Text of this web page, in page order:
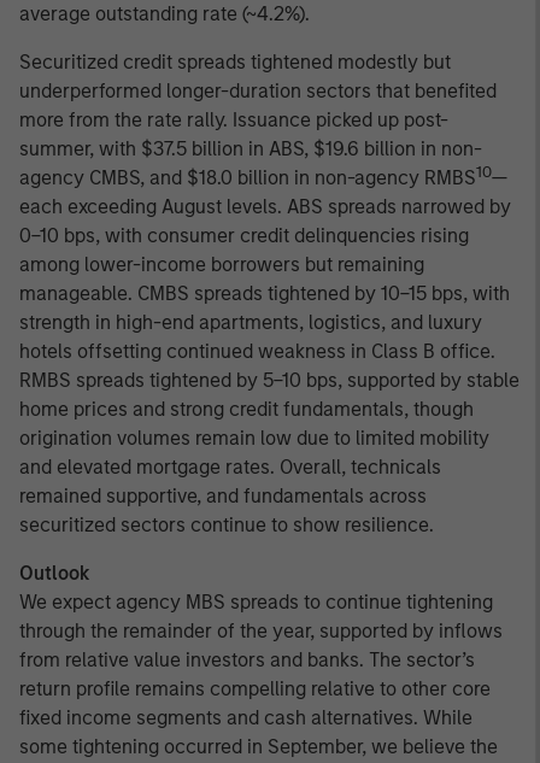
average outstanding rate (~4.2%).
Securitized credit spreads tightened modestly but
underperformed longer-duration sectors that benefited
more from the rate rally. Issuance picked up post-
summer, with $37.5 billion in ABS, $19.6 billion in non-
agency CMBS, and $18.0 billion in non-agency RMBS10—
each exceeding August levels. ABS spreads narrowed by
0–10 bps, with consumer credit delinquencies rising
among lower-income borrowers but remaining
manageable. CMBS spreads tightened by 10–15 bps, with
strength in high-end apartments, logistics, and luxury
hotels offsetting continued weakness in Class B office.
RMBS spreads tightened by 5–10 bps, supported by stable
home prices and strong credit fundamentals, though
origination volumes remain low due to limited mobility
and elevated mortgage rates. Overall, technicals
remained supportive, and fundamentals across
securitized sectors continue to show resilience.
Outlook
We expect agency MBS spreads to continue tightening
through the remainder of the year, supported by inflows
from relative value investors and banks. The sector’s
return profile remains compelling relative to other core
fixed income segments and cash alternatives. While
some tightening occurred in September, we believe the